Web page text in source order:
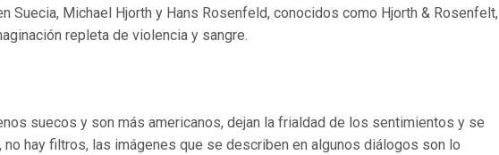
Suecia, Michael Hjorth y Hans Rosenfeld, conocidos como Hjorth & Rosenfelt,
repleta de violencia y sangre.
suecos y son más americanos, dejan la frialdad de los sentimientos y se
no hay filtros, las imágenes que se describen en algunos diálogos son lo